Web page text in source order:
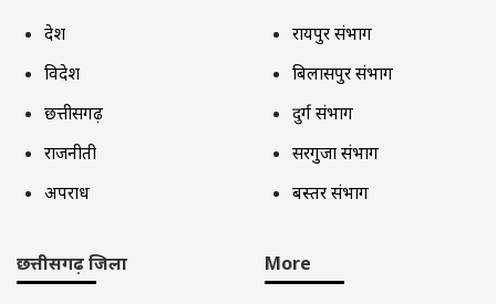
देश
विदेश
छत्तीसगढ़
राजनीती
अपराध
रायपुर संभाग
बिलासपुर संभाग
दुर्ग संभाग
सरगुजा संभाग
बस्तर संभाग
छत्तीसगढ़ जिला More